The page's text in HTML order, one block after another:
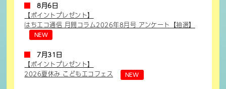
8月6日
【ポイントプレゼント】
はちエコ通信 月間コラム2026年8月号 アンケート【抽選】
NEW
7月31日
【ポイントプレゼント】
2026夏休み こどもエコフェス
NEW